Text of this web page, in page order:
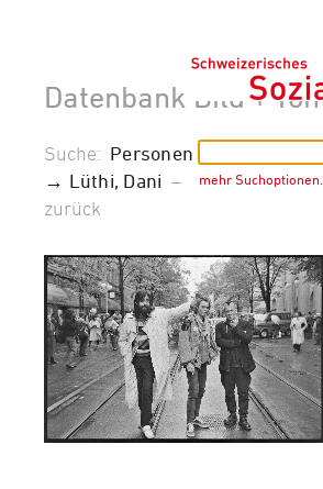
Datenbank Bild + Ton
mehr Suchoptionen…
Suche: Personen
→ Lüthi, Dani –
zurück